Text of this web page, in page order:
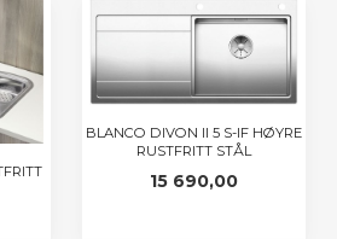
BLANCO DIVON II 5 S-IF HØYRE
RUSTFRITT STÅL
Pris
15 690,00